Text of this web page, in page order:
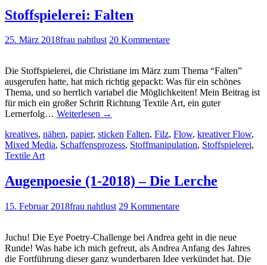
Stoffspielerei: Falten
25. März 2018frau nahtlust 20 Kommentare
Die Stoffspielerei, die Christiane im März zum Thema “Falten”
ausgerufen hatte, hat mich richtig gepackt: Was für ein schönes
Thema, und so herrlich variabel die Möglichkeiten! Mein Beitrag ist
für mich ein großer Schritt Richtung Textile Art, ein guter
Lernerfolg… Weiterlesen →
kreatives, nähen, papier, sticken Falten, Filz, Flow, kreativer Flow,
Mixed Media, Schaffensprozess, Stoffmanipulation, Stoffspielerei,
Textile Art
Augenpoesie (1-2018) – Die Lerche
15. Februar 2018frau nahtlust 29 Kommentare
Juchu! Die Eye Poetry-Challenge bei Andrea geht in die neue
Runde! Was habe ich mich gefreut, als Andrea Anfang des Jahres
die Fortführung dieser ganz wunderbaren Idee verkündet hat. Die